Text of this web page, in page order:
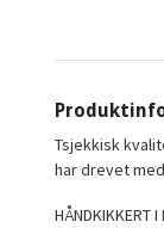
Tsjekkisk
har drevet
HÅNDKIKKERT